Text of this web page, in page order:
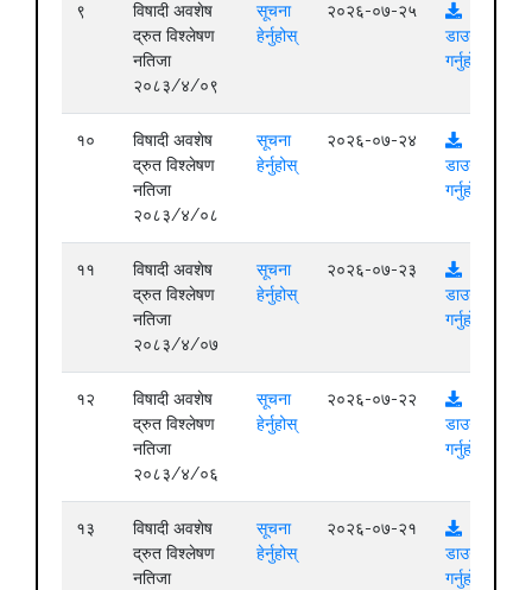
९
विषादी अवशेष
द्रुत विश्लेषण
नतिजा
२०८३/४/०९
सूचना
हेर्नुहोस्
२०२६-०७-२५
डाउनलोड
गर्नुहोस्
१०
विषादी अवशेष
द्रुत विश्लेषण
नतिजा
२०८३/४/०८
सूचना
हेर्नुहोस्
२०२६-०७-२४
डाउनलोड
गर्नुहोस्
११
विषादी अवशेष
द्रुत विश्लेषण
नतिजा
२०८३/४/०७
सूचना
हेर्नुहोस्
२०२६-०७-२३
डाउनलोड
गर्नुहोस्
१२
विषादी अवशेष
द्रुत विश्लेषण
नतिजा
२०८३/४/०६
सूचना
हेर्नुहोस्
२०२६-०७-२२
डाउनलोड
गर्नुहोस्
१३
विषादी अवशेष
द्रुत विश्लेषण
नतिजा
सूचना
हेर्नुहोस्
२०२६-०७-२१
डाउनलोड
गर्नुहोस्